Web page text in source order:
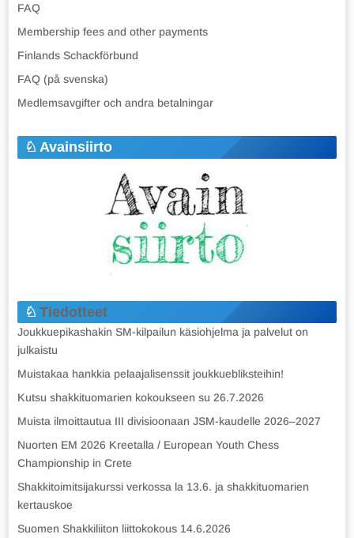
FAQ
Membership fees and other payments
Finlands Schackförbund
FAQ (på svenska)
Medlemsavgifter och andra betalningar
Avainsiirto
Tiedotteet
Joukkuepikashakin SM-kilpailun käsiohjelma ja palvelut on
julkaistu
Muistakaa hankkia pelaajalisenssit joukkuebliksteihin!
Kutsu shakkituomarien kokoukseen su 26.7.2026
Muista ilmoittautua III divisioonaan JSM-kaudelle 2026–2027
Nuorten EM 2026 Kreetalla / European Youth Chess
Championship in Crete
Shakkitoimitsijakurssi verkossa la 13.6. ja shakkituomarien
kertauskoe
Suomen Shakkiliiton liittokokous 14.6.2026